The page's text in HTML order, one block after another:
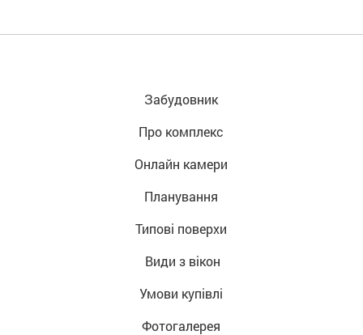
Забудовник
Про комплекс
Онлайн камери
Планування
Типові поверхи
Види з вікон
Умови купівлі
Фотогалерея